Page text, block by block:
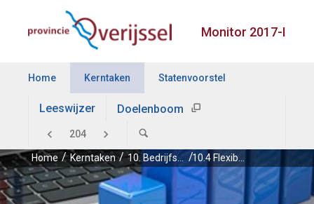
Monitor 2017-I
Home Kerntaken Statenvoorstel
Leeswijzer Doelenboom
Home Kerntaken